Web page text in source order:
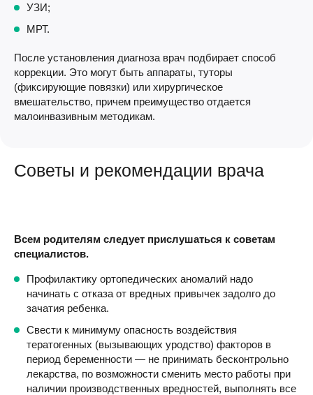
УЗИ;
МРТ.
После установления диагноза врач подбирает способ
коррекции. Это могут быть аппараты, туторы
(фиксирующие повязки) или хирургическое
вмешательство, причем преимущество отдается
малоинвазивным методикам.
Советы и рекомендации врача
Всем родителям следует прислушаться к советам
специалистов.
Профилактику ортопедических аномалий надо
начинать с отказа от вредных привычек задолго до
зачатия ребенка.
Свести к минимуму опасность воздействия
тератогенных (вызывающих уродство) факторов в
период беременности — не принимать бесконтрольно
лекарства, по возможности сменить место работы при
наличии производственных вредностей, выполнять все